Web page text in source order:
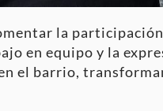
la
en equipo y la
el barrio,